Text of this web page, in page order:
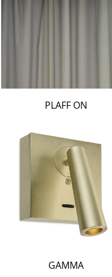
PLAFF ON
GAMMA